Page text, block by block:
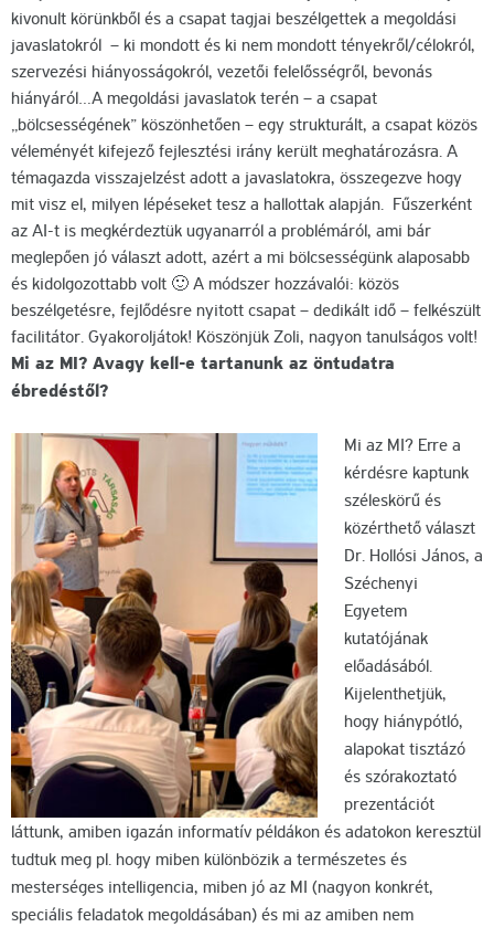
kivonult körünkből és a csapat tagjai beszélgettek a megoldási
javaslatokról – ki mondott és ki nem mondott tényekről/célokról,
szervezési hiányosságokról, vezetői felelősségről, bevonás
hiányáról…A megoldási javaslatok terén – a csapat
„bölcsességének” köszönhetően – egy strukturált, a csapat közös
véleményét kifejező fejlesztési irány került meghatározásra. A
témagazda visszajelzést adott a javaslatokra, összegezve hogy
mit visz el, milyen lépéseket tesz a hallottak alapján. Fűszerként
az AI-t is megkérdeztük ugyanarról a problémáról, ami bár
meglepően jó választ adott, azért a mi bölcsességünk alaposabb
és kidolgozottabb volt 🙂 A módszer hozzávalói: közös
beszélgetésre, fejlődésre nyitott csapat – dedikált idő – felkészült
facilitátor. Gyakoroljátok! Köszönjük Zoli, nagyon tanulságos volt!
Mi az MI? Avagy kell-e tartanunk az öntudatra
ébredéstől?
Mi az MI? Erre a
kérdésre kaptunk
széleskörű és
közérthető választ
Dr. Hollósi János, a
Széchenyi
Egyetem
kutatójának
előadásából.
Kijelenthetjük,
hogy hiánypótló,
alapokat tisztázó
és szórakoztató
prezentációt
láttunk, amiben igazán informatív példákon és adatokon keresztül
tudtuk meg pl. hogy miben különbözik a természetes és
mesterséges intelligencia, miben jó az MI (nagyon konkrét,
speciális feladatok megoldásában) és mi az amiben nem